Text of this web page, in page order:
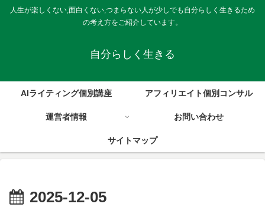
人生が楽しくない,面白くない,つまらない人が少しでも自分らしく生きるため
の考え方をご紹介しています。
自分らしく生きる
AIライティング個別講座 アフィリエイト個別コンサル
運営者情報 お問い合わせ
サイトマップ
2025-12-05